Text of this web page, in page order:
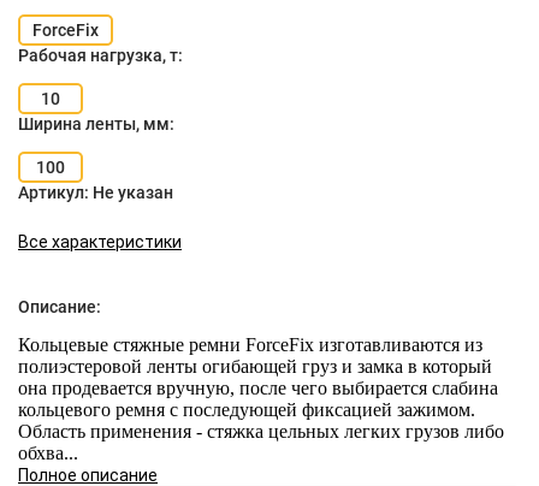
ForceFix
Рабочая нагрузка, т:
10
Ширина ленты, мм:
100
Артикул: Не указан
Все характеристики
Описание:
Кольцевые стяжные ремни ForceFix изготавливаются из
полиэстеровой ленты огибающей груз и замка в который
она продевается вручную, после чего выбирается слабина
кольцевого ремня с последующей фиксацией зажимом.
Область применения - стяжка цельных легких грузов либо
обхва...
Полное описание